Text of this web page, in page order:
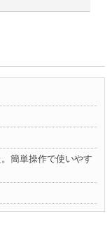
簡単操作で使いやす